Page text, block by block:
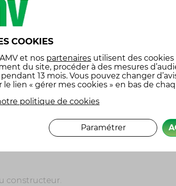
copie de la carte grise actuelle (ou
spécifique à remplir.
vous pouvez entamer la procédure
D’EMPLOI
la demande auprès de l’ANTS
à fournir :
constructeur.
COOKIES
et nos partenaires utilisent des
du site, procéder à des mesures
13 mois. Vous pouvez changer
lien « gérer mes cookies » en bas de
politique de cookies
Paramétrer